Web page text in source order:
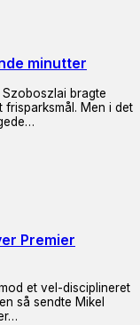
minutter
Szoboszlai bragte
frisparksmål. Men i det
Premier
et vel-disciplineret
så sendte Mikel